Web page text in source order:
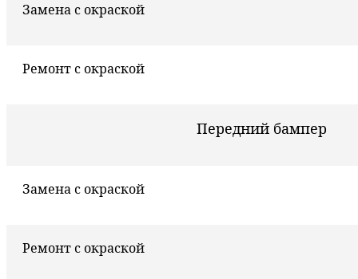
Замена с окраской
Ремонт с окраской
Передний бампер
Замена с окраской
Ремонт с окраской